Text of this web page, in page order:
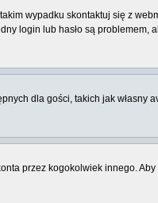
wypadku skontaktuj się z
login lub hasło są problemem,
dla gości, takich jak własny
przez kogokolwiek innego.